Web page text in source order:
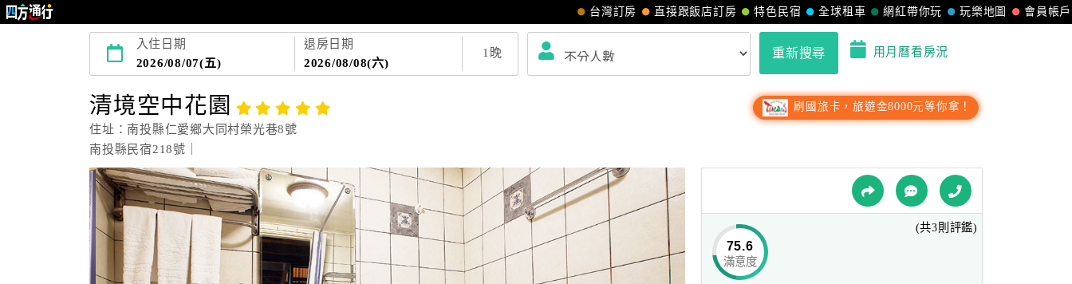
會員帳戶
玩樂地圖
網紅帶你玩
全球租車
特色民宿
直接跟飯店訂房
台灣訂房
入住日期
2026/08/07(五)
退房日期
2026/08/08(六)
1 晚 重新搜尋 用月曆看房況
清境空中花園
住址：南投縣仁愛鄉大同村榮光巷8號
南投縣民宿218號｜
刷國旅卡，旅遊金8000元等你拿！
75.6
滿意度
(共3則評鑑)